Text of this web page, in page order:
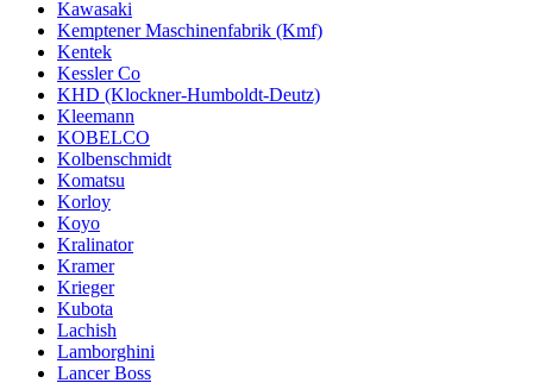
Kawasaki
Kemptener Maschinenfabrik (Kmf)
Kentek
Kessler Co
KHD (Klockner-Humboldt-Deutz)
Kleemann
KOBELCO
Kolbenschmidt
Komatsu
Korloy
Koyo
Kralinator
Kramer
Krieger
Kubota
Lachish
Lamborghini
Lancer Boss